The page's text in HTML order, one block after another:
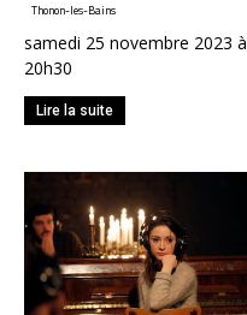
Thonon-les-Bains
samedi 25 novembre 2023 à
20h30
Lire la suite